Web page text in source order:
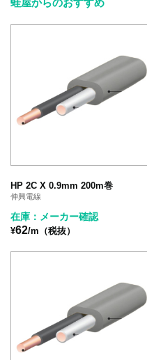
HP 2C X 0.9mm 200m巻
伸興電線
在庫：メーカー確認
¥62/m（税抜）